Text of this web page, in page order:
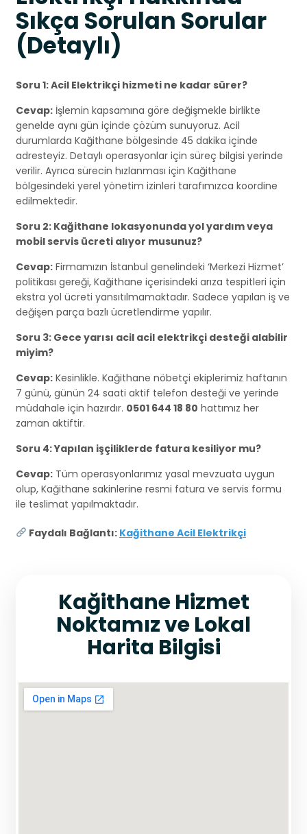
Sıkça Sorulan Sorular
(Detaylı)
Soru 1: Acil Elektrikçi hizmeti ne kadar sürer?
Cevap: İşlemin kapsamına göre değişmekle birlikte
genelde aynı gün içinde çözüm sunuyoruz. Acil
durumlarda Kağithane bölgesinde 45 dakika içinde
adresteyiz. Detaylı operasyonlar için süreç bilgisi yerinde
verilir. Ayrıca sürecin hızlanması için Kağithane
bölgesindeki yerel yönetim izinleri tarafımızca koordine
edilmektedir.
Soru 2: Kağithane lokasyonunda yol yardım veya
mobil servis ücreti alıyor musunuz?
Cevap: Firmamızın İstanbul genelindeki ‘Merkezi Hizmet’
politikası gereği, Kağithane içerisindeki arıza tespitleri için
ekstra yol ücreti yansıtılmamaktadır. Sadece yapılan iş ve
değişen parça bazlı ücretlendirme yapılır.
Soru 3: Gece yarısı acil acil elektrikçi desteği alabilir
miyim?
Cevap: Kesinlikle. Kağithane nöbetçi ekiplerimiz haftanın
7 günü, günün 24 saati aktif telefon desteği ve yerinde
müdahale için hazırdır. 0501 644 18 80 hattımız her
zaman aktiftir.
Soru 4: Yapılan işçiliklerde fatura kesiliyor mu?
Cevap: Tüm operasyonlarımız yasal mevzuata uygun
olup, Kağithane sakinlerine resmi fatura ve servis formu
ile teslimat yapılmaktadır.
Faydalı Bağlantı: Kağithane Acil Elektrikçi
Kağithane Hizmet
Noktamız ve Lokal
Harita Bilgisi